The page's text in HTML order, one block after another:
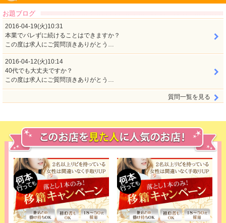
お題ブログ
2016-04-19(火)10:31
本業でバレずに続けることはできますか？
この度は求人にご質問頂きありがとう…
2016-04-12(火)10:14
40代でも大丈夫ですか？
この度は求人にご質問頂きありがとう…
質問一覧を見る